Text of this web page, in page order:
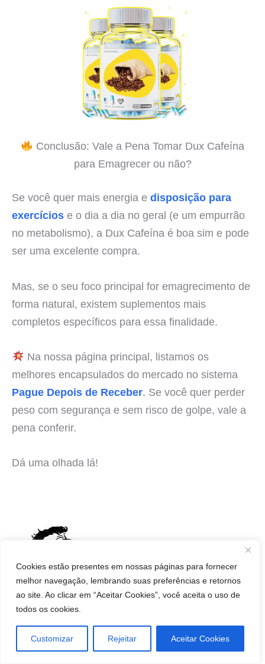
Cookies estão presentes em nossas páginas para fornecer
melhor navegação, lembrando suas preferências e retornos
ao site. Ao clicar em “Aceitar Cookies”, você aceita o uso de
todos os cookies.
Customizar Rejeitar Aceitar Cookies
Conclusão: Vale a Pena Tomar Dux Cafeína
para Emagrecer ou não?
Se você quer mais energia e disposição para
exercícios e o dia a dia no geral (e um empurrão
no metabolismo), a Dux Cafeína é boa sim e pode
ser uma excelente compra.
Mas, se o seu foco principal for emagrecimento de
forma natural, existem suplementos mais
completos específicos para essa finalidade.
Na nossa página principal, listamos os
melhores encapsulados do mercado no sistema
Pague Depois de Receber. Se você quer perder
peso com segurança e sem risco de golpe, vale a
pena conferir.
Dá uma olhada lá!
Emagrecedores Pague